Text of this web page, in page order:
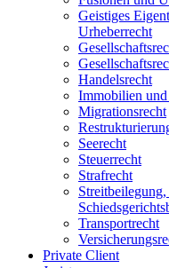
Geistiges
Urheberrecht
Handelsrecht
Immobilien
Migrationsrecht
Seerecht
Steuerrecht
Strafrecht
Transportrecht
Private Client